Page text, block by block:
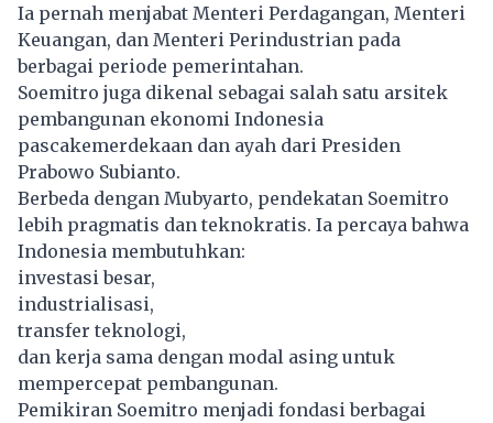
Ia pernah menjabat Menteri Perdagangan, Menteri
Keuangan, dan Menteri Perindustrian pada
berbagai periode pemerintahan.
Soemitro juga dikenal sebagai salah satu arsitek
pembangunan ekonomi Indonesia
pascakemerdekaan dan ayah dari Presiden
Prabowo Subianto.
Berbeda dengan Mubyarto, pendekatan Soemitro
lebih pragmatis dan teknokratis. Ia percaya bahwa
Indonesia membutuhkan:
investasi besar,
industrialisasi,
transfer teknologi,
dan kerja sama dengan modal asing untuk
mempercepat pembangunan.
Pemikiran Soemitro menjadi fondasi berbagai